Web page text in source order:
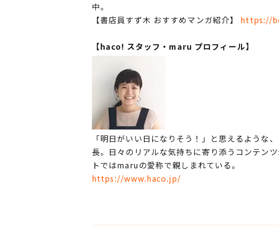
中。
【書店員すず木 おすすめマンガ紹介】 https://
【haco! スタッフ・maru プロフィール】
「明日がいい日になりそう！」と思えるような
長。日々のリアルな気持ちに寄り添うコンテン
トではmaruの愛称で親しまれている。
https://www.haco.jp/